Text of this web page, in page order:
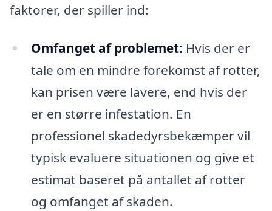
faktorer, der spiller ind:
Omfanget af problemet: Hvis der er
tale om en mindre forekomst af rotter,
kan prisen være lavere, end hvis der
er en større infestation. En
professionel skadedyrsbekæmper vil
typisk evaluere situationen og give et
estimat baseret på antallet af rotter
og omfanget af skaden.